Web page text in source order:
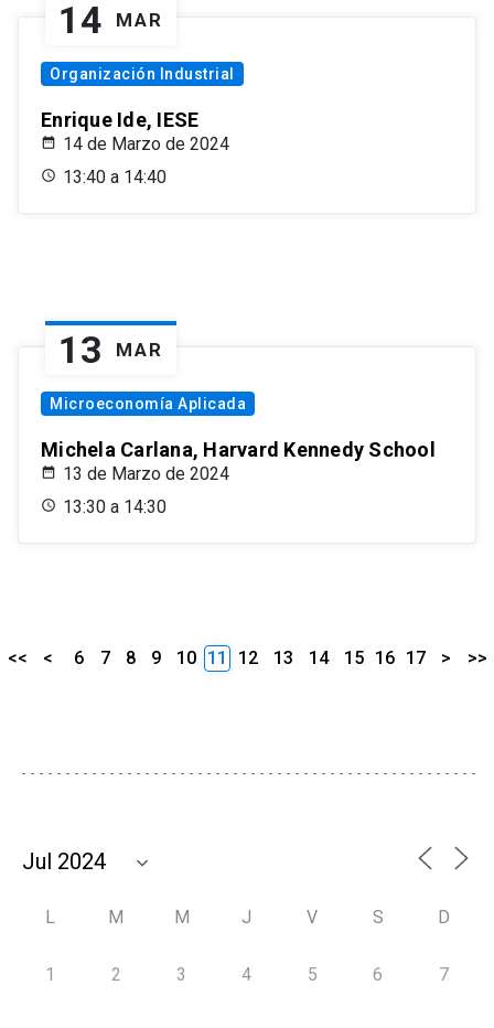
14 MAR
Organización Industrial
Enrique Ide, IESE
14 de Marzo de 2024
13:40 a 14:40
13 MAR
Microeconomía Aplicada
Michela Carlana, Harvard Kennedy School
13 de Marzo de 2024
13:30 a 14:30
<< < 6 7 8 9 10 11 12 13 14 15 16 17 > >>
L M M J V S D
1 2 3 4 5 6 7